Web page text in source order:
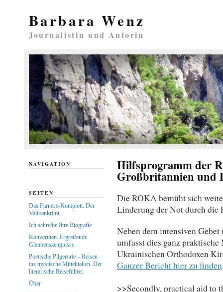
Barbara Wenz
Journalistin und Autorin
Hilfsprogramm der
Großbritannien und
Die ROKA bemüht sich
Linderung der Not durch die
Neben dem intensiven
umfasst dies ganz
Ukrainischen Orthodoxen
Ganzer Bericht hier zu finden
>>Secondly, practical aid to
NAVIGATION
SEITEN
Das Farnese-Komplott. Der
Vatikankrimi.
Ich schreibe Ihre Biografie
Konvertiten. Ergreifende
Glaubenszeugnisse
Poetische Pilgerorte – Reisen
ins mystische Mittelitalien. Der
literarische Reiseführer.
Über